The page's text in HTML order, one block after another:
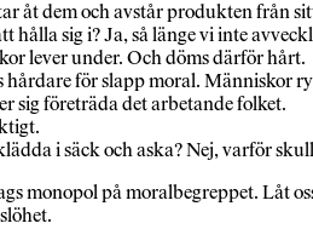
åt dem och avstår produkten från
sig i? Ja, så länge vi inte
lever under. Och döms därför hårt.
hårdare för slapp moral.
sig företräda det arbetande folket.
i säck och aska? Nej, varför
monopol på moralbegreppet.